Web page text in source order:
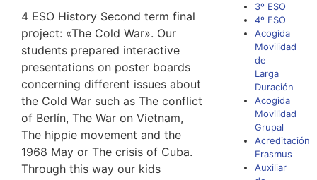
4 ESO History Second term final
project: «The Cold War». Our
students prepared interactive
presentations on poster boards
concerning different issues about
the Cold War such as The conflict
of Berlín, The War on Vietnam,
The hippie movement and the
1968 May or The crisis of Cuba.
Through this way our kids
3º ESO
4º ESO
Acogida
Movilidad
de
Larga
Duración
Acogida
Movilidad
Grupal
Acreditación
Erasmus
Auxiliar